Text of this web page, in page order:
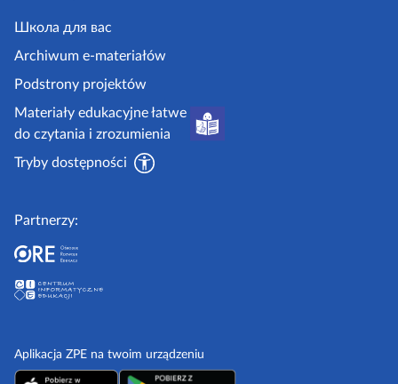
n
a
Школа для вас
Archiwum e-materiałów
Podstrony projektów
Materiały edukacyjne łatwe
do czytania i zrozumienia
Tryby dostępności
Partnerzy:
Aplikacja ZPE na twoim urządzeniu